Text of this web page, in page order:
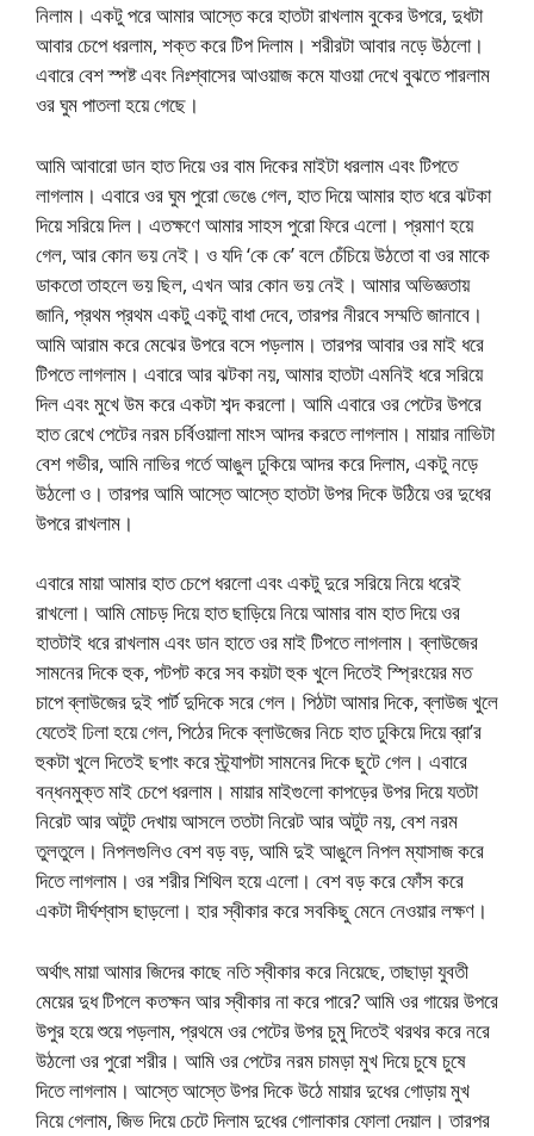
নিলাম। একটু পরে আমার আস্তে করে হাতটা রাখলাম বুকের উপরে, দুধটা
আবার চেপে ধরলাম, শক্ত করে টিপ দিলাম। শরীরটা আবার নড়ে উঠলো।
এবারে বেশ স্পষ্ট এবং নিঃশ্বাসের আওয়াজ কমে যাওয়া দেখে বুঝতে পারলাম
ওর ঘুম পাতলা হয়ে গেছে।
আমি আবারো ডান হাত দিয়ে ওর বাম দিকের মাইটা ধরলাম এবং টিপতে
লাগলাম। এবারে ওর ঘুম পুরো ভেঙে গেল, হাত দিয়ে আমার হাত ধরে ঝটকা
দিয়ে সরিয়ে দিল। এতক্ষণে আমার সাহস পুরো ফিরে এলো। প্রমাণ হয়ে
গেল, আর কোন ভয় নেই। ও যদি ‘কে কে’ বলে চেঁচিয়ে উঠতো বা ওর মাকে
ডাকতো তাহলে ভয় ছিল, এখন আর কোন ভয় নেই। আমার অভিজ্ঞতায়
জানি, প্রথম প্রথম একটু একটু বাধা দেবে, তারপর নীরবে সম্মতি জানাবে।
আমি আরাম করে মেঝের উপরে বসে পড়লাম। তারপর আবার ওর মাই ধরে
টিপতে লাগলাম। এবারে আর ঝটকা নয়, আমার হাতটা এমনিই ধরে সরিয়ে
দিল এবং মুখে উম করে একটা শব্দ করলো। আমি এবারে ওর পেটের উপরে
হাত রেখে পেটের নরম চর্বিওয়ালা মাংস আদর করতে লাগলাম। মায়ার নাভিটা
বেশ গভীর, আমি নাভির গর্তে আঙুল ঢুকিয়ে আদর করে দিলাম, একটু নড়ে
উঠলো ও। তারপর আমি আস্তে আস্তে হাতটা উপর দিকে উঠিয়ে ওর দুধের
উপরে রাখলাম।
এবারে মায়া আমার হাত চেপে ধরলো এবং একটু দুরে সরিয়ে নিয়ে ধরেই
রাখলো। আমি মোচড় দিয়ে হাত ছাড়িয়ে নিয়ে আমার বাম হাত দিয়ে ওর
হাতটাই ধরে রাখলাম এবং ডান হাতে ওর মাই টিপতে লাগলাম। ব্লাউজের
সামনের দিকে হুক, পটপট করে সব কয়টা হুক খুলে দিতেই স্প্রিংয়ের মত
চাপে ব্লাউজের দুই পার্ট দুদিকে সরে গেল। পিঠটা আমার দিকে, ব্লাউজ খুলে
যেতেই ঢিলা হয়ে গেল, পিঠের দিকে ব্লাউজের নিচে হাত ঢুকিয়ে দিয়ে ব্রা’র
হুকটা খুলে দিতেই ছপাং করে স্ট্র্যাপটা সামনের দিকে ছুটে গেল। এবারে
বন্ধনমুক্ত মাই চেপে ধরলাম। মায়ার মাইগুলো কাপড়ের উপর দিয়ে যতটা
নিরেট আর অটুট দেখায় আসলে ততটা নিরেট আর অটুট নয়, বেশ নরম
তুলতুলে। নিপলগুলিও বেশ বড় বড়, আমি দুই আঙুলে নিপল ম্যাসাজ করে
দিতে লাগলাম। ওর শরীর শিথিল হয়ে এলো। বেশ বড় করে ফোঁস করে
একটা দীর্ঘশ্বাস ছাড়লো। হার স্বীকার করে সবকিছু মেনে নেওয়ার লক্ষণ।
অর্থাৎ মায়া আমার জিদের কাছে নতি স্বীকার করে নিয়েছে, তাছাড়া যুবতী
মেয়ের দুধ টিপলে কতক্ষন আর স্বীকার না করে পারে? আমি ওর গায়ের উপরে
উপুর হয়ে শুয়ে পড়লাম, প্রথমে ওর পেটের উপর চুমু দিতেই থরথর করে নরে
উঠলো ওর পুরো শরীর। আমি ওর পেটের নরম চামড়া মুখ দিয়ে চুষে চুষে
দিতে লাগলাম। আস্তে আস্তে উপর দিকে উঠে মায়ার দুধের গোড়ায় মুখ
নিয়ে গেলাম, জিভ দিয়ে চেটে দিলাম দুধের গোলাকার ফোলা দেয়াল। তারপর